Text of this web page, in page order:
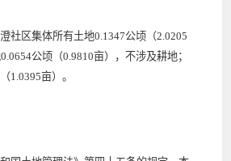
社区集体所有土地0.1347公顷（2.0205
公顷（0.9810亩），不涉及耕地；
1.0395亩）。